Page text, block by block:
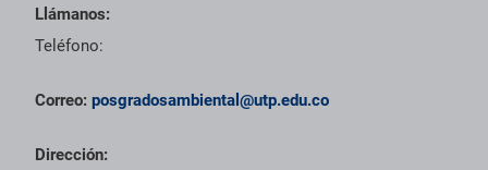
Llámanos:
Teléfono:
Correo: posgradosambiental@utp.edu.co
Dirección: